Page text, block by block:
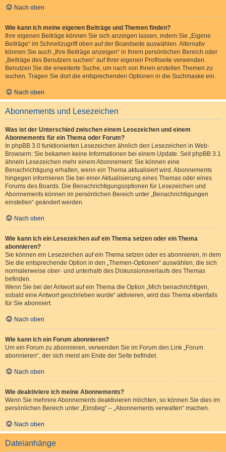
Nach oben
Wie kann ich meine eigenen Beiträge und Themen finden?
Ihre eigenen Beiträge können Sie sich anzeigen lassen, indem Sie „Eigene
Beiträge“ im Schnellzugriff oben auf der Boardseite auswählen. Alternativ
können Sie auch „Ihre Beiträge anzeigen“ in Ihrem persönlichen Bereich oder
„Beiträge des Benutzers suchen“ auf Ihrer eigenen Profilseite verwenden.
Benutzen Sie die erweiterte Suche, um nach von Ihnen erstellen Themen zu
suchen. Tragen Sie dort die entsprechenden Optionen in die Suchmaske ein.
Nach oben
Abonnements und Lesezeichen
Was ist der Unterschied zwischen einem Lesezeichen und einem
Abonnements für ein Thema oder Forum?
In phpBB 3.0 funktionierten Lesezeichen ähnlich den Lesezeichen in Web-
Browsern: Sie bekamen keine Informationen bei einem Update. Seit phpBB 3.1
ähneln Lesezeichen mehr einem Abonnement: Sie können eine
Benachrichtigung erhalten, wenn ein Thema aktualisiert wird. Abonnements
hingegen informieren Sie bei einer Aktualisierung eines Themas oder eines
Forums des Boards. Die Benachrichtigungsoptionen für Lesezeichen und
Abonnements können im persönlichen Bereich unter „Benachrichtigungen
einstellen“ geändert werden.
Nach oben
Wie kann ich ein Lesezeichen auf ein Thema setzen oder ein Thema
abonnieren?
Sie können ein Lesezeichen auf ein Thema setzen oder es abonnieren, in dem
Sie die entsprechende Option in den „Themen-Optionen“ auswählen, die sich
normalerweise ober- und unterhalb des Diskussionsverlaufs des Themas
befinden.
Wenn Sie bei der Antwort auf ein Thema die Option „Mich benachrichtigen,
sobald eine Antwort geschrieben wurde“ aktivieren, wird das Thema ebenfalls
für Sie abonniert.
Nach oben
Wie kann ich ein Forum abonnieren?
Um ein Forum zu abonnieren, verwenden Sie im Forum den Link „Forum
abonnieren“, der sich meist am Ende der Seite befindet.
Nach oben
Wie deaktiviere ich meine Abonnements?
Wenn Sie mehrere Abonnements deaktivieren möchten, so können Sie dies im
persönlichen Bereich unter „Einstieg“ – „Abonnements verwalten“ machen.
Nach oben
Dateianhänge